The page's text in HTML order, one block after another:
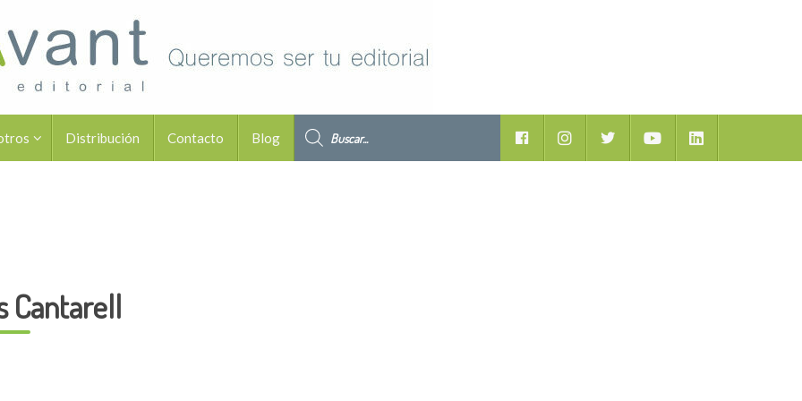
Distribución Contacto Blog
Facebook YoutubeLinkedIn
Cantarell